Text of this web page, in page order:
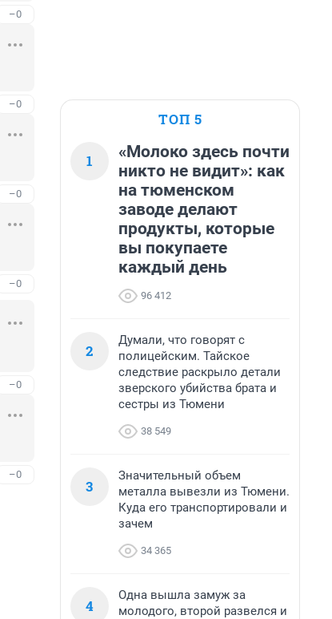
–0
–0
–0
–0
–0
–0
ТОП 5
1
«Молоко здесь почти
никто не видит»: как
на тюменском
заводе делают
продукты, которые
вы покупаете
каждый день
96 412
2
Думали, что говорят с
полицейским. Тайское
следствие раскрыло детали
зверского убийства брата и
сестры из Тюмени
38 549
3
Значительный объем
металла вывезли из Тюмени.
Куда его транспортировали и
зачем
34 365
4
Одна вышла замуж за
молодого, второй развелся и